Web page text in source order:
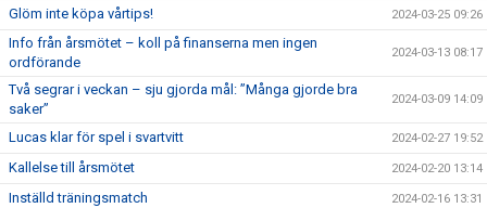
Glöm inte köpa vårtips! 2024-03-25 09:26
Info från årsmötet – koll på finanserna men ingen
ordförande
2024-03-13 08:17
Två segrar i veckan – sju gjorda mål: ”Många gjorde bra
saker”
2024-03-09 14:09
Lucas klar för spel i svartvitt 2024-02-27 19:52
Kallelse till årsmötet 2024-02-20 13:14
Inställd träningsmatch 2024-02-16 13:31